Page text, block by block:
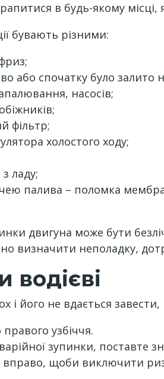
в будь-якому місці,
бувають різними:
або спочатку було залито
насосів;
фільтр;
холостого ходу;
ладу;
палива – поломка
двигуна може бути
визначити неполадку,
і його не вдається
правого узбіччя.
зупинки, поставте
щоби виключити